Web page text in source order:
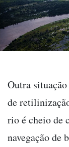
Outra
de
rio é cheio de
navegação de